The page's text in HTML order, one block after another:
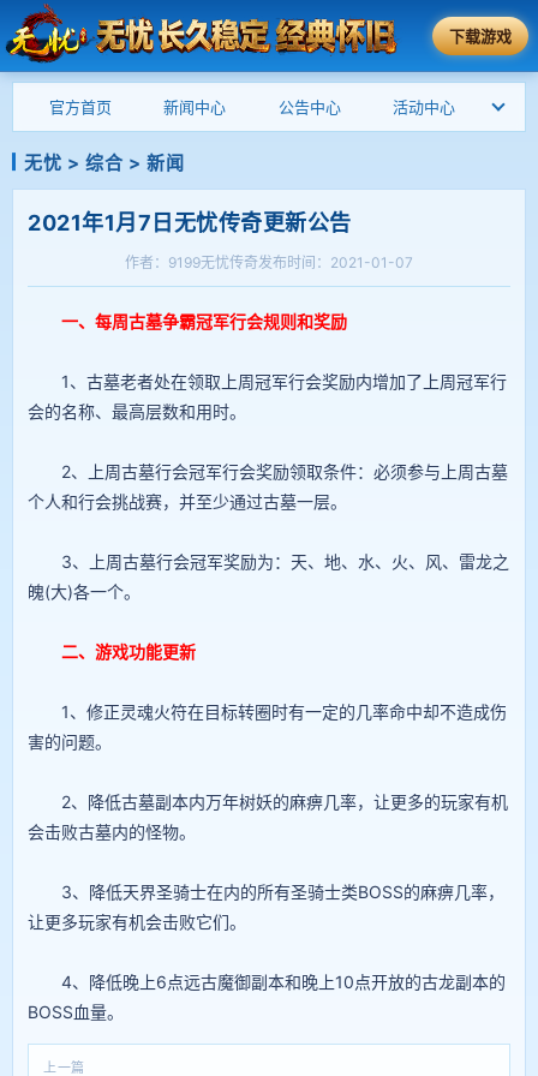
下载游戏
官方首页 新闻中心 公告中心 活动中心
无忧 > 综合 > 新闻
2021年1月7日无忧传奇更新公告
作者：9199无忧传奇发布时间：2021-01-07
一、每周古墓争霸冠军行会规则和奖励
1、古墓老者处在领取上周冠军行会奖励内增加了上周冠军行
会的名称、最高层数和用时。
2、上周古墓行会冠军行会奖励领取条件：必须参与上周古墓
个人和行会挑战赛，并至少通过古墓一层。
3、上周古墓行会冠军奖励为：天、地、水、火、风、雷龙之
魄(大)各一个。
二、游戏功能更新
1、修正灵魂火符在目标转圈时有一定的几率命中却不造成伤
害的问题。
2、降低古墓副本内万年树妖的麻痹几率，让更多的玩家有机
会击败古墓内的怪物。
3、降低天界圣骑士在内的所有圣骑士类BOSS的麻痹几率，
让更多玩家有机会击败它们。
4、降低晚上6点远古魔御副本和晚上10点开放的古龙副本的
BOSS血量。
上一篇